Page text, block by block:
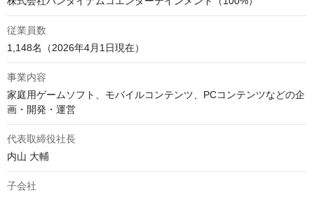
従業員数
1,148名（2026年4月1日現在）
事業内容
家庭用ゲームソフト、モバイルコンテンツ、PCコンテンツなどの企
代表取締役社長
内山 大輔
子会社